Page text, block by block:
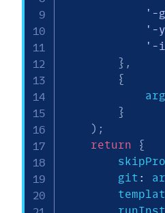
'-
'-
'-
} ,
{
}
) ;
return
{
        git
: